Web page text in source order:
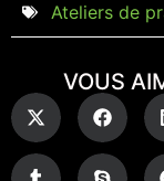
Ateliers de
VOUS